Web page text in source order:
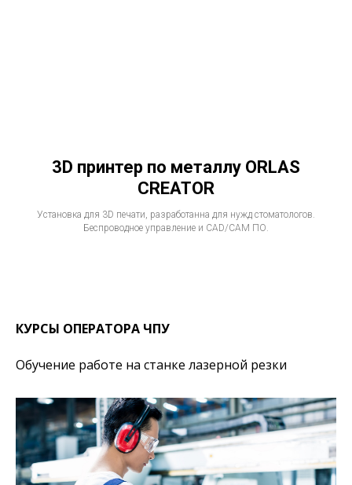
3D принтер по металлу ORLAS
CREATOR
Установка для 3D печати, разработанна для нужд стоматологов.
Беспроводное управление и CAD/CAM ПО.
КУРСЫ ОПЕРАТОРА ЧПУ
Обучение работе на станке лазерной резки